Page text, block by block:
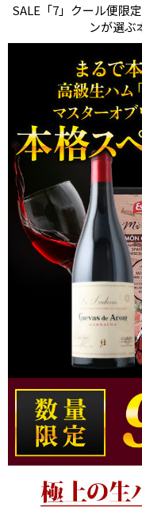
SALE「7」クール便限
ンが選ぶ